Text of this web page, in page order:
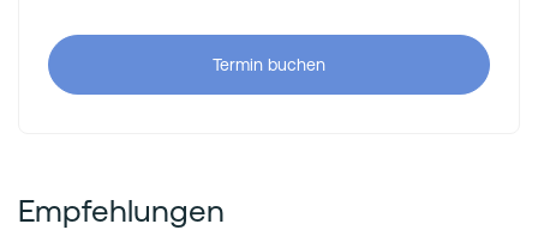
Termin buchen
Empfehlungen